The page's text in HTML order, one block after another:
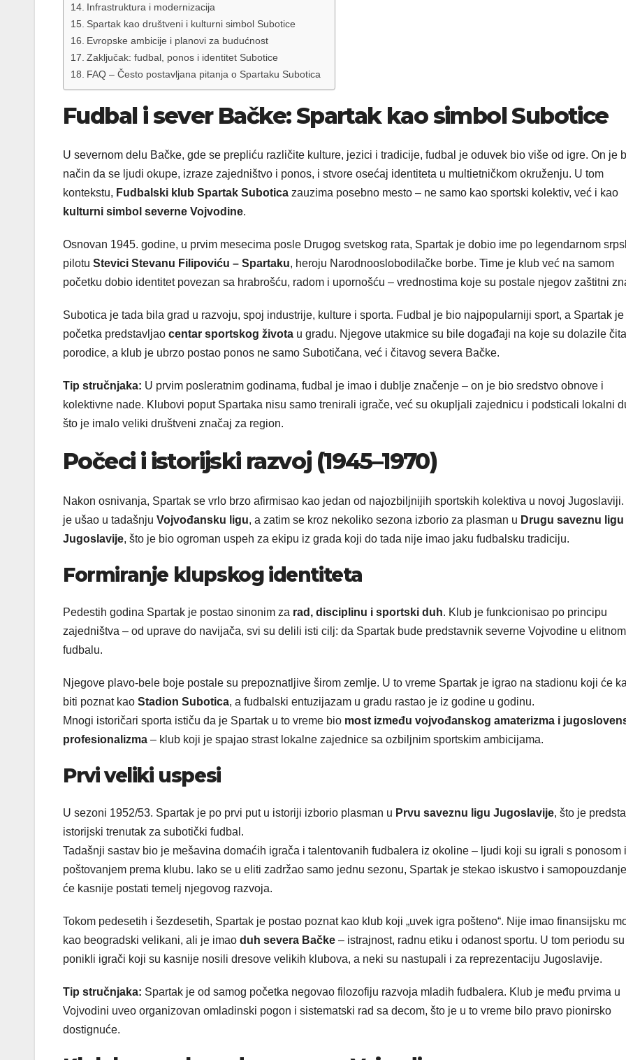
Infrastruktura i modernizacija
Spartak kao društveni i kulturni simbol Subotice
Evropske ambicije i planovi za budućnost
Zaključak: fudbal, ponos i identitet Subotice
FAQ – Često postavljana pitanja o Spartaku Subotica
Fudbal i sever Bačke: Spartak kao simbol Subotice
U severnom delu Bačke, gde se prepliću različite kulture, jezici i tradicije, fudbal je oduvek bio više od igre. On je
način da se ljudi okupe, izraze zajedništvo i ponos, i stvore osećaj identiteta u multietničkom okruženju. U tom
kontekstu, Fudbalski klub Spartak Subotica zauzima posebno mesto – ne samo kao sportski kolektiv, već i kao
kulturni simbol severne Vojvodine.
Osnovan 1945. godine, u prvim mesecima posle Drugog svetskog rata, Spartak je dobio ime po legendarnom
pilotu Stevici Stevanu Filipoviću – Spartaku, heroju Narodnooslobodilačke borbe. Time je klub već na samom
početku dobio identitet povezan sa hrabrošću, radom i upornošću – vrednostima koje su postale njegov zaštitni
Subotica je tada bila grad u razvoju, spoj industrije, kulture i sporta. Fudbal je bio najpopularniji sport, a Spartak je
početka predstavljao centar sportskog života u gradu. Njegove utakmice su bile događaji na koje su dolazile
porodice, a klub je ubrzo postao ponos ne samo Subotičana, već i čitavog severa Bačke.
Tip stručnjaka: U prvim posleratnim godinama, fudbal je imao i dublje značenje – on je bio sredstvo obnove i
kolektivne nade. Klubovi poput Spartaka nisu samo trenirali igrače, već su okupljali zajednicu i podsticali lokalni
što je imalo veliki društveni značaj za region.
Počeci i istorijski razvoj (1945–1970)
Nakon osnivanja, Spartak se vrlo brzo afirmisao kao jedan od najozbiljnijih sportskih kolektiva u novoj
je ušao u tadašnju Vojvođansku ligu, a zatim se kroz nekoliko sezona izborio za plasman u Drugu saveznu ligu
Jugoslavije, što je bio ogroman uspeh za ekipu iz grada koji do tada nije imao jaku fudbalsku tradiciju.
Formiranje klupskog identiteta
Pedestih godina Spartak je postao sinonim za rad, disciplinu i sportski duh. Klub je funkcionisao po principu
zajedništva – od uprave do navijača, svi su delili isti cilj: da Spartak bude predstavnik severne Vojvodine u elitnom
fudbalu.
Njegove plavo-bele boje postale su prepoznatljive širom zemlje. U to vreme Spartak je igrao na stadionu koji će
biti poznat kao Stadion Subotica, a fudbalski entuzijazam u gradu rastao je iz godine u godinu.
Mnogi istoričari sporta ističu da je Spartak u to vreme bio most između vojvođanskog amaterizma i
profesionalizma – klub koji je spajao strast lokalne zajednice sa ozbiljnim sportskim ambicijama.
Prvi veliki uspesi
U sezoni 1952/53. Spartak je po prvi put u istoriji izborio plasman u Prvu saveznu ligu Jugoslavije, što je
istorijski trenutak za subotički fudbal.
Tadašnji sastav bio je mešavina domaćih igrača i talentovanih fudbalera iz okoline – ljudi koji su igrali s ponosom i
poštovanjem prema klubu. Iako se u eliti zadržao samo jednu sezonu, Spartak je stekao iskustvo i
će kasnije postati temelj njegovog razvoja.
Tokom pedesetih i šezdesetih, Spartak je postao poznat kao klub koji „uvek igra pošteno“. Nije imao finansijsku
kao beogradski velikani, ali je imao duh severa Bačke – istrajnost, radnu etiku i odanost sportu. U tom periodu su
ponikli igrači koji su kasnije nosili dresove velikih klubova, a neki su nastupali i za reprezentaciju Jugoslavije.
Tip stručnjaka: Spartak je od samog početka negovao filozofiju razvoja mladih fudbalera. Klub je među prvima u
Vojvodini uveo organizovan omladinski pogon i sistematski rad sa decom, što je u to vreme bilo pravo pionirsko
dostignuće.